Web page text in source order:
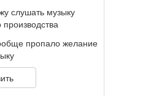
слушать музыку
пропало желание